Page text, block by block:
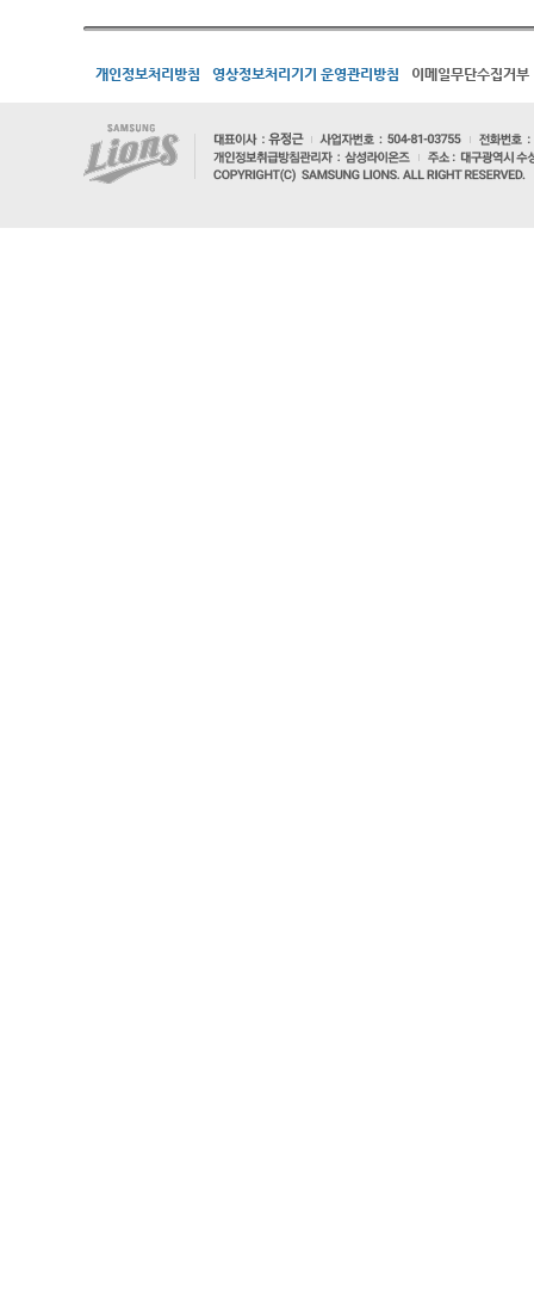
개인정보처리방침 영상정보처리기기 운영관리방침 이메일무단수집거부